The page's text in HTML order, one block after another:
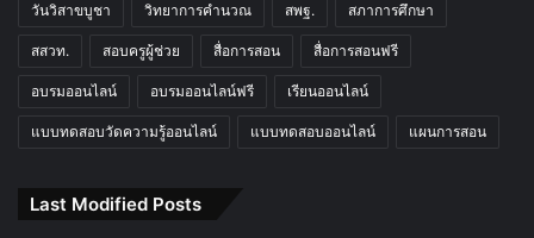
วันวิสาขบูชา วิทยาการคำนวณ สพฐ. สภาการศึกษา
สสวท. สอบครูผู้ช่วย สื่อการสอน สื่อการสอนฟรี
อบรมออนไลน์ อบรมออนไลน์ฟรี เรียนออนไลน์
แบบทดสอบวัดความรู้ออนไลน์ แบบทดสอบออนไลน์ แผนการสอน
Last Modified Posts